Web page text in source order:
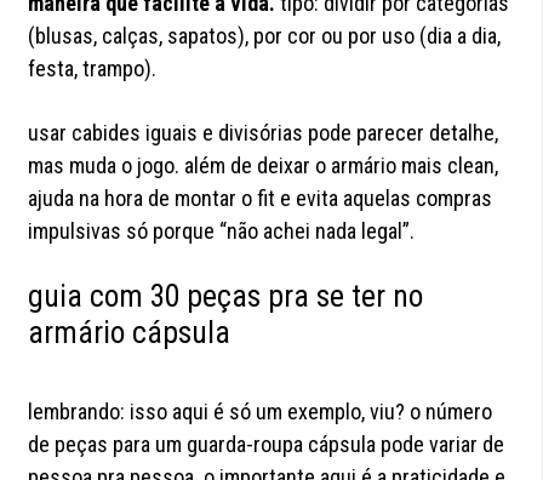
(blusas, calças, sapatos), por cor ou por uso (dia a dia,
festa, trampo).
usar cabides iguais e divisórias pode parecer detalhe,
mas muda o jogo. além de deixar o armário mais clean,
ajuda na hora de montar o fit e evita aquelas compras
impulsivas só porque “não achei nada legal”.
guia com 30 peças pra se ter no
armário cápsula
lembrando: isso aqui é só um exemplo, viu? o número
de peças para um guarda-roupa cápsula pode variar de